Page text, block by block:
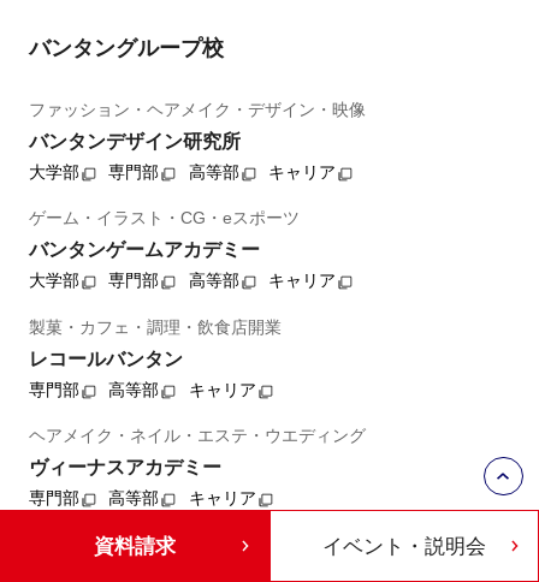
バンタングループ校
ファッション・ヘアメイク・デザイン・映像
バンタンデザイン研究所
大学部 専門部 高等部 キャリア
ゲーム・イラスト・CG・eスポーツ
バンタンゲームアカデミー
大学部 専門部 高等部 キャリア
製菓・カフェ・調理・飲食店開業
レコールバンタン
専門部 高等部 キャリア
ヘアメイク・ネイル・エステ・ウエディング
ヴィーナスアカデミー
専門部 高等部 キャリア
IT・プログラミング・AI・Web
KADOKAWAドワンゴ情報工科学院
資料請求 イベント・説明会